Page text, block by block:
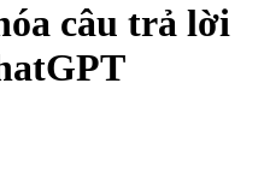
câu trả lời